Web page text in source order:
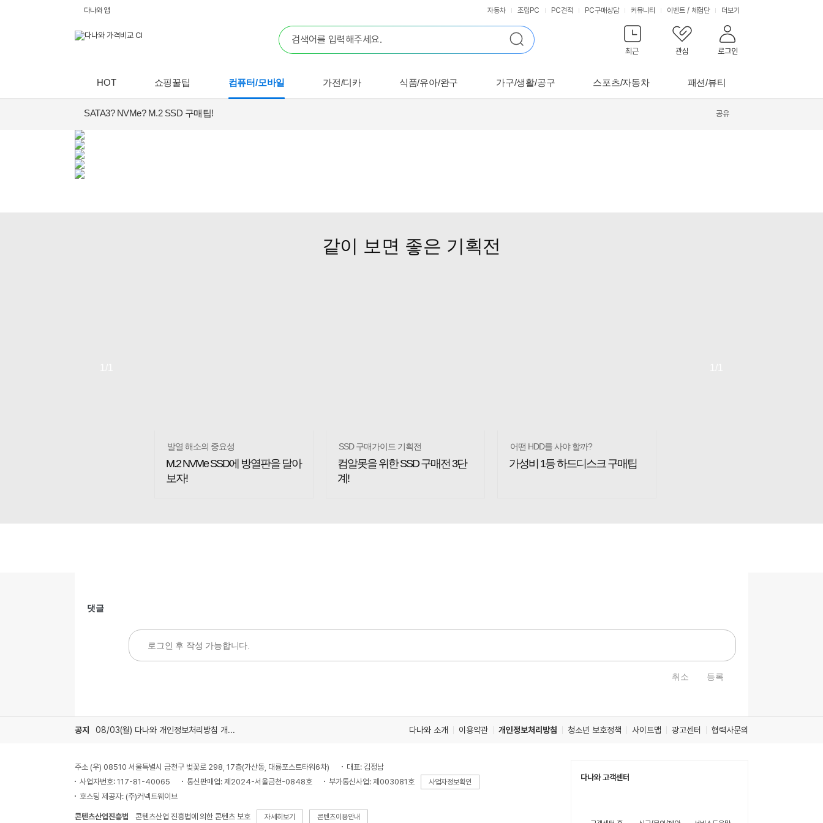
최근 관심 로그인
다나와 앱 자동차 조립PC PC견적 PC구매상담 커뮤니티 이벤트 / 체험단 더보기
HOT 쇼핑꿀팁 컴퓨터/모바일 가전/디카 식품/유아/완구 가구/생활/공구 스포츠/자동차 패션/뷰티
SATA3? NVMe? M.2 SSD 구매팁! 공유
같이 보면 좋은 기획전
발열 해소의 중요성
M.2 NVMe SSD에 방열판을 달아
보자!
SSD 구매가이드 기획전
컴알못을 위한 SSD 구매전 3단
계!
어떤 HDD를 사야 할까?
가성비 1등 하드디스크 구매팁
댓글
취소 등록
공지 08/03(월) 다나와 개인정보처리방침 개정 안내 다나와 소개 이용약관 개인정보처리방침 청소년 보호정책 사이트맵 광고센터 협력사문의
주소 (우) 08510 서울특별시 금천구 벚꽃로 298, 17층(가산동, 대륭포스트타워6차)
대표: 김정남
사업자번호: 117-81-40065
통신판매업: 제2024-서울금천-0848호 부가통신사업: 제003081호 사업자정보확인
호스팅 제공자: (주)커넥트웨이브
콘텐츠산업진흥법 콘텐츠산업 진흥법에 의한 콘텐츠 보호 자세히보기 콘텐츠이용안내
다나와 고객센터